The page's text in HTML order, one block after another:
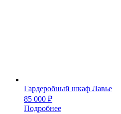
Гардеробный шкаф Лавье
85 000 ₽
Подробнее